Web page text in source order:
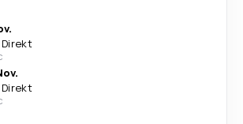
Direkt
Direkt